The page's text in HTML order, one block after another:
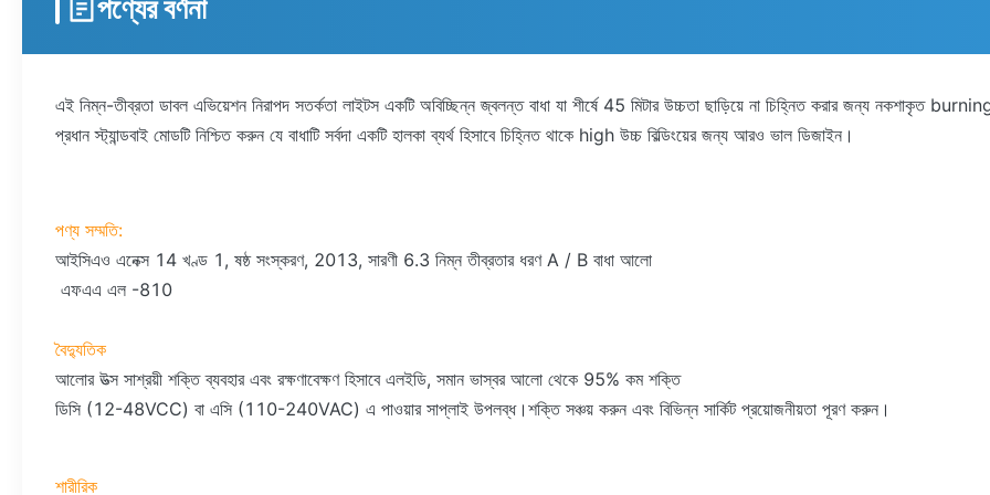
পণ্যের বর্ণনা
এই নিম্ন-তীব্রতা ডাবল এভিয়েশন নিরাপদ সতর্কতা লাইটস একটি অবিচ্ছিন্ন জ্বলন্ত বাধা যা শীর্ষে 45 মিটার উচ্চতা ছাড়িয়ে না চিহ্নিত করার জন্য নকশাকৃত
প্রধান স্ট্যান্ডবাই মোডটি নিশ্চিত করুন যে বাধাটি সর্বদা একটি হালকা ব্যর্থ হিসাবে চিহ্নিত থাকে high উচ্চ বিল্ডিংয়ের জন্য আরও ভাল ডিজাইন।
পণ্য সম্মতি:
আইসিএও এনেক্স 14 খণ্ড 1, ষষ্ঠ সংস্করণ, 2013, সারণী 6.3 নিম্ন তীব্রতার ধরণ A / B বাধা আলো
এফএএ এল -810
বৈদ্যুতিক
আলোর উত্স সাশ্রয়ী শক্তি ব্যবহার এবং রক্ষণাবেক্ষণ হিসাবে এলইডি, সমান ভাস্বর আলো থেকে 95% কম শক্তি
ডিসি (12-48VCC) বা এসি (110-240VAC) এ পাওয়ার সাপ্লাই উপলব্ধ।শক্তি সঞ্চয় করুন এবং বিভিন্ন সার্কিট প্রয়োজনীয়তা পূরণ করুন।
শারীরিক